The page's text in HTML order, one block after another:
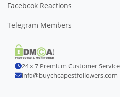
Facebook Reactions
Telegram Members
24 x 7 Premium Customer Service
info@buycheapestfollowers.com